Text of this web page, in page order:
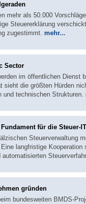
mehr als 50.000
Steuererklärung
zugestimmt. mehr...
Sector
im öffentlichen Dienst
sieht die größten Hürden
und technischen Strukturen.
für die Steuer-IT
Steuerverwaltung
langfristige Kooperation
gründen
bundesweiten BMDS-